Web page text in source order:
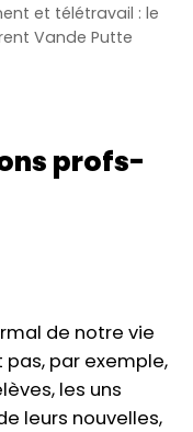
et télétravail : le
Vande Putte
profs-
de notre vie
pas, par exemple,
les uns
leurs nouvelles,